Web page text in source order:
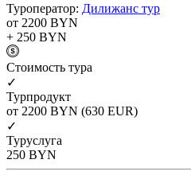
Туроператор: Дилижанс тур
от 2200 BYN
+ 250 BYN
Cтоимость тура
✓
Турпродукт
от 2200 BYN (630 EUR)
✓
Туруслуга
250 BYN